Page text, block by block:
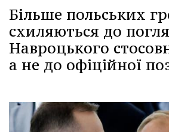
Більше польських
схиляються до
Навроцького
а не до офіційної